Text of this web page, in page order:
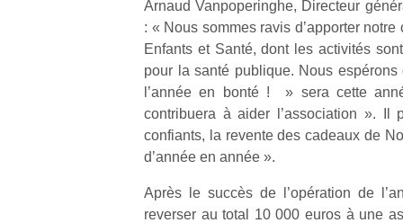
Arnaud Vanpoperinghe, Directeur
: « Nous sommes ravis d’apporter
Enfants et Santé, dont les activités
pour la santé publique. Nous espérons
l’année en bonté ! » sera cette
contribuera à aider l’association ». Il
confiants, la revente des cadeaux de
d’année en année ».
Après le succès de l’opération de
reverser au total 10 000 euros à une